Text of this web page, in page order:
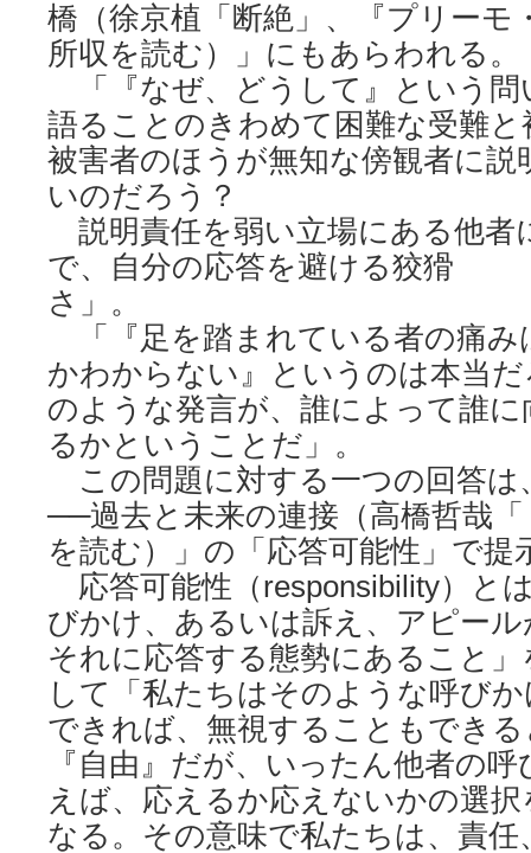
橋（徐京植「断絶」、『プリーモ
所収を読む）」にもあらわれる。
「『なぜ、どうして』という問
語ることのきわめて困難な受難
被害者のほうが無知な傍観者に
いのだろう？
説明責任を弱い立場にある他者
で、自分の応答を避ける狡猾
さ」。
「『足を踏まれている者の痛み
かわからない』というのは本当
のような発言が、誰によって誰
るかということだ」。
この問題に対する一つの回答は
──過去と未来の連接（高橋哲哉
を読む）」の「応答可能性」で提
応答可能性（responsibility）と
びかけ、あるいは訴え、アピー
それに応答する態勢にあること
して「私たちはそのような呼び
できれば、無視することもでき
『自由』だが、いったん他者の
えば、応えるか応えないかの選
なる。その意味で私たちは、責